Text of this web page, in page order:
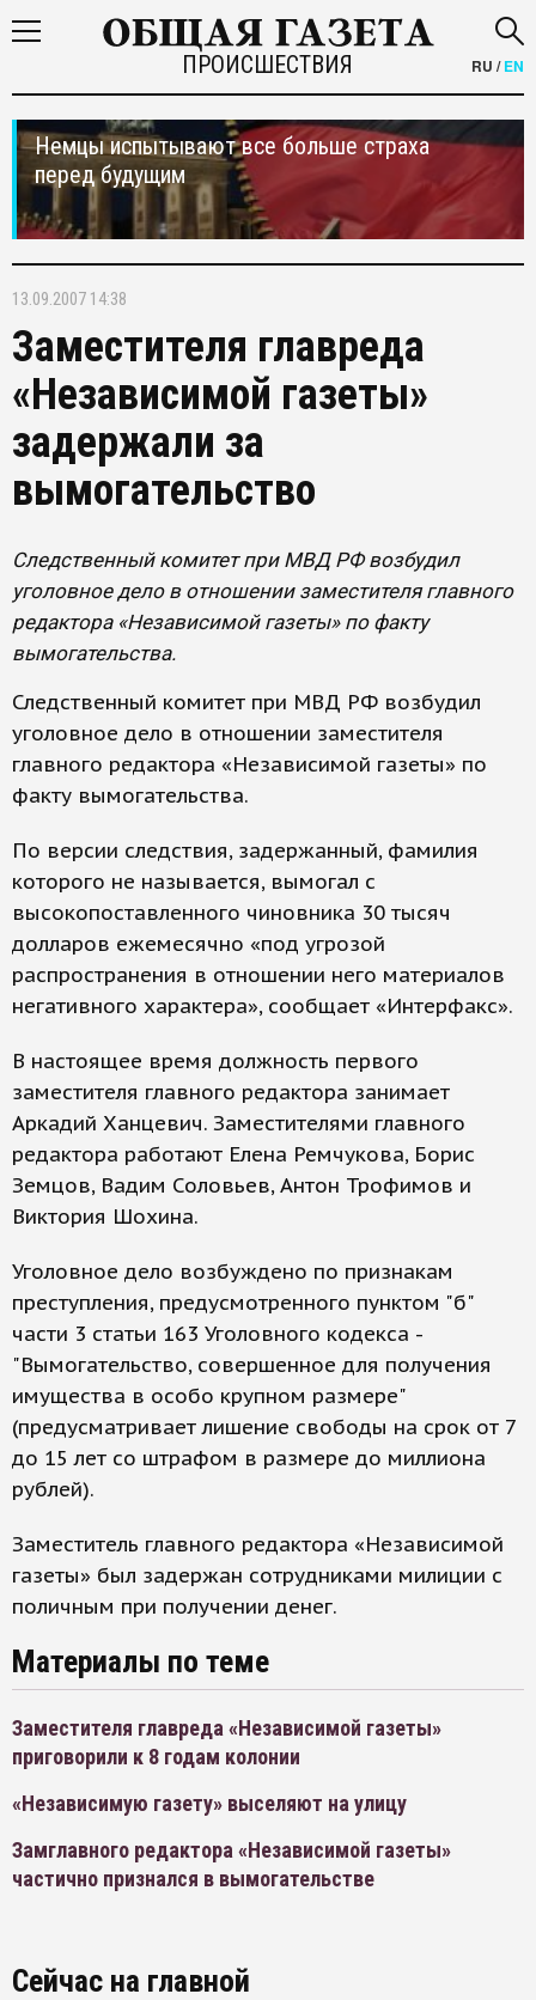
ПРОИСШЕСТВИЯ RU /EN
Немцы испытывают все больше страха
перед будущим
13.09.2007 14:38
Заместителя главреда
«Независимой газеты»
задержали за
вымогательство
Следственный комитет при МВД РФ возбудил
уголовное дело в отношении заместителя главного
редактора «Независимой газеты» по факту
вымогательства.
Следственный комитет при МВД РФ возбудил
уголовное дело в отношении заместителя
главного редактора «Независимой газеты» по
факту вымогательства.
По версии следствия, задержанный, фамилия
которого не называется, вымогал с
высокопоставленного чиновника 30 тысяч
долларов ежемесячно «под угрозой
распространения в отношении него материалов
негативного характера», сообщает «Интерфакс».
В настоящее время должность первого
заместителя главного редактора занимает
Аркадий Ханцевич. Заместителями главного
редактора работают Елена Ремчукова, Борис
Земцов, Вадим Соловьев, Антон Трофимов и
Виктория Шохина.
Уголовное дело возбуждено по признакам
преступления, предусмотренного пунктом "б"
части 3 статьи 163 Уголовного кодекса -
"Вымогательство, совершенное для получения
имущества в особо крупном размере"
(предусматривает лишение свободы на срок от 7
до 15 лет со штрафом в размере до миллиона
рублей).
Заместитель главного редактора «Независимой
газеты» был задержан сотрудниками милиции с
поличным при получении денег.
Материалы по теме
Заместителя главреда «Независимой газеты»
приговорили к 8 годам колонии
«Независимую газету» выселяют на улицу
Замглавного редактора «Независимой газеты»
частично признался в вымогательстве
Сейчас на главной